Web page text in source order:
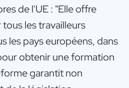
de l'UE : "Elle offre
les travailleurs
les pays européens, dans
obtenir une formation
garantit non